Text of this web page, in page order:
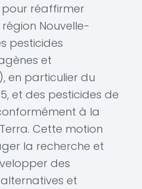
pour réaffirmer
Nouvelle-
pesticides
et
en particulier du
et des pesticides de
à la
Cette motion
la recherche et
des
et